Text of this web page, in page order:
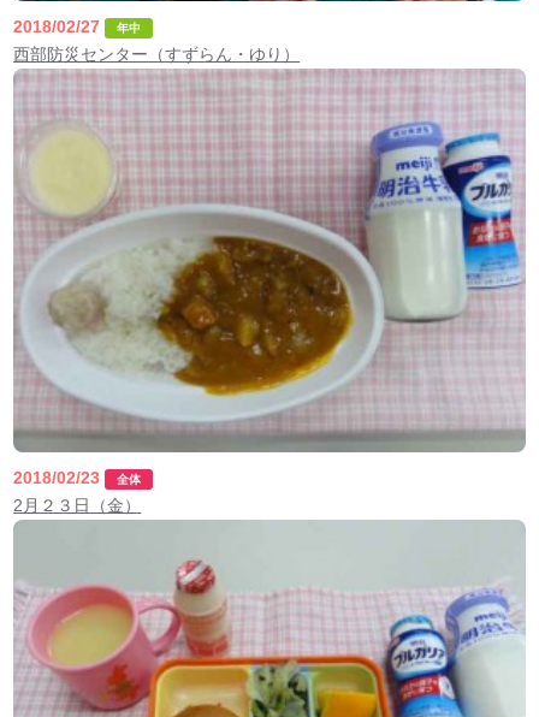
2018/02/27 年中
西部防災センター（すずらん・ゆり）
2018/02/23 全体
2月２３日（金）